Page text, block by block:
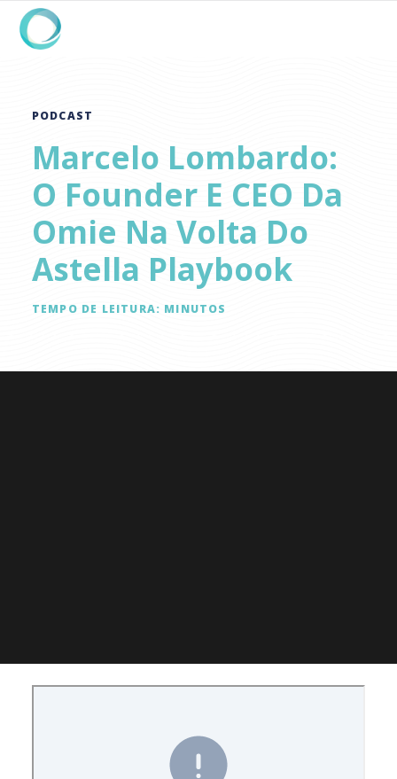
PODCAST
Marcelo Lombardo:
O Founder E CEO Da
Omie Na Volta Do
Astella Playbook
TEMPO DE LEITURA: MINUTOS